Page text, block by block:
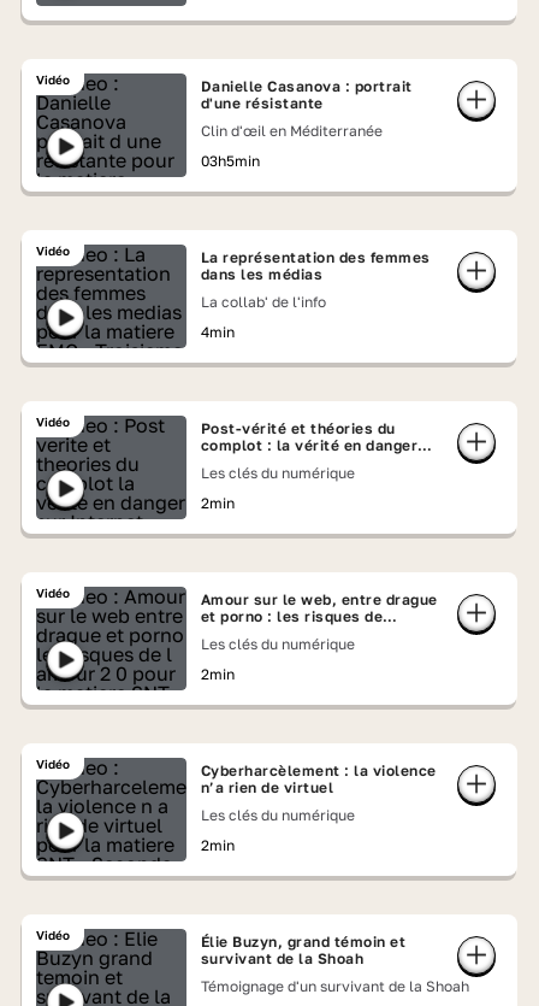
Vidéo
Danielle Casanova : portrait
d'une résistante
Clin d'œil en Méditerranée
03h5min
Vidéo
La représentation des femmes
dans les médias
La collab' de l'info
4min
Vidéo
Post-vérité et théories du
complot : la vérité en danger
Les clés du numérique
2min
Vidéo
Amour sur le web, entre drague
et porno : les risques de
Les clés du numérique
2min
Vidéo
Cyberharcèlement : la violence
n’a rien de virtuel
Les clés du numérique
2min
Vidéo
Élie Buzyn, grand témoin et
survivant de la Shoah
Témoignage d'un survivant de la Shoah